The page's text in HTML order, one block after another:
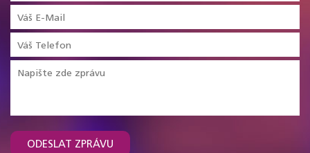
ODESLAT ZPRÁVU